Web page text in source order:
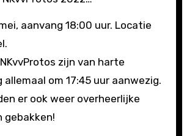
aanvang 18:00 uur. Locatie
zijn van harte
allemaal om 17:45 uur aanwezig.
er ook weer overheerlijke
gebakken!